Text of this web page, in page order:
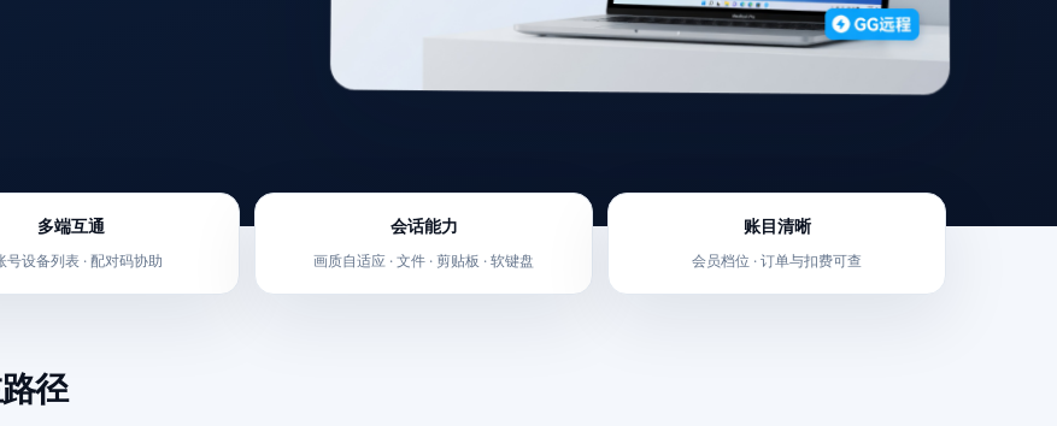
多端互通
号设备列表 · 配对码协助
会话能力
画质自适应 · 文件 · 剪贴板 · 软键盘
账目清晰
会员档位 · 订单与扣费可查
径